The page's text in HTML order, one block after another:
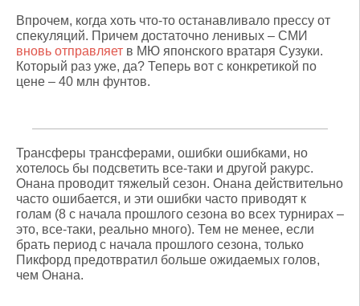
Впрочем, когда хоть что-то останавливало прессу от
спекуляций. Причем достаточно ленивых – СМИ
вновь отправляет в МЮ японского вратаря Сузуки.
Который раз уже, да? Теперь вот с конкретикой по
цене – 40 млн фунтов.
Трансферы трансферами, ошибки ошибками, но
хотелось бы подсветить все-таки и другой ракурс.
Онана проводит тяжелый сезон. Онана действительно
часто ошибается, и эти ошибки часто приводят к
голам (8 с начала прошлого сезона во всех турнирах –
это, все-таки, реально много). Тем не менее, если
брать период с начала прошлого сезона, только
Пикфорд предотвратил больше ожидаемых голов,
чем Онана.